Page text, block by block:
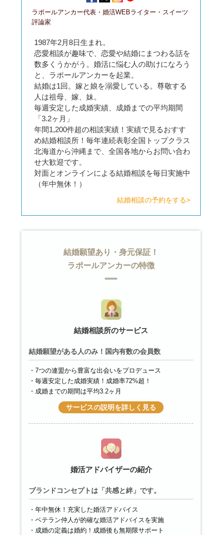
ラポールアンカー代表・婚活WEBライター・スイーツ
評論家
1987年2月8日生まれ。
恋愛相談が趣味で、恋愛や結婚にまつわる話を
数多くうかがう。婚活に悩む人の助けになろう
と、ラポールアンカーを起業。
結婚は1回。嫁と娘を溺愛している。尊敬する
人は祖母、嫁、妹。
毎週安定した成婚実績、成婚までの平均期間
「3.2ヶ月」
年間1,200件超の相談実績！実績で見るおすす
め結婚相談所！毎年連続表彰全国トップクラス
北海道から沖縄まで、全国各地からお問い合わ
せ大歓迎です。
対面とオンラインによる結婚相談を毎日実施中
（年中無休！）
結婚相談の予約をする>
結婚願望あり・身元保証！
ラポールアンカーの特徴
結婚相談所のサービス
結婚願望がある人のみ！国内有数の会員数
7つの連盟から豊富な出会いをプロデュース
毎週安定した成婚実績！成婚率72%超！
成婚までの期間は平均3.2ヶ月
サービスの説明を詳しく見る
婚活アドバイザーの紹介
ブランドコンセプトは「共感と絆」です。
年中無休！充実した婚活アドバイス
ベテラン仲人が的確な婚活アドバイスを実施
成婚の定義は婚約！成婚後も無期限サポート